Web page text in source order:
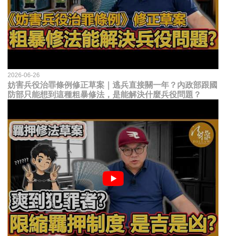
2026-06-26
妨害兵役治罪條例修正草案｜逃兵直接關一年？內政部跟國
防部只能想到這種粗暴修法，是能解決什麼兵役問題？